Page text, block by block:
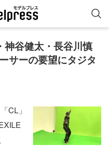
神谷健太・長谷川慎
サーの要望にタジタ
CL」